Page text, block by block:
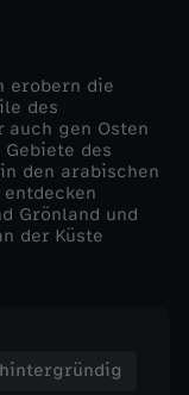
erobern die
des
auch gen Osten
des
den arabischen
Grönland und
der Küste
hintergründig